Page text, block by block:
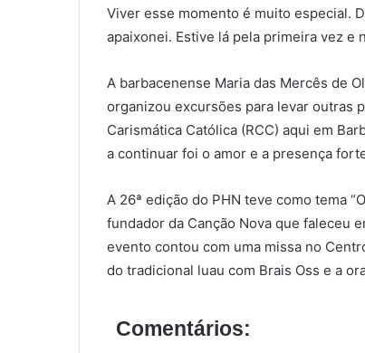
Viver esse momento é muito especial.
apaixonei. Estive lá pela primeira vez e
A barbacenense Maria das Mercês de
organizou excursões para levar outras
Carismática Católica (RCC) aqui em
a continuar foi o amor e a presença
A 26ª edição do PHN teve como tema
fundador da Canção Nova que faleceu
evento contou com uma missa no
do tradicional luau com Brais Oss e a
Comentários: